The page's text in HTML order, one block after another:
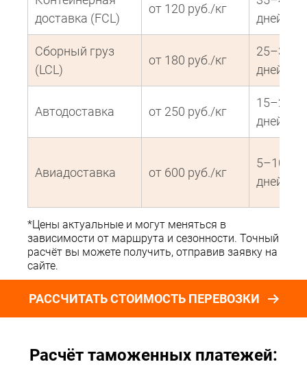
доставка (FCL)
от 120 руб./кг
дней
Сборный груз
(LCL)
от 180 руб./кг
25–35
дней
Автодоставка от 250 руб./кг
15–20
дней
Авиадоставка от 600 руб./кг
5–10
дней
*Цены актуальные и могут меняться в
зависимости от маршрута и сезонности. Точный
расчёт вы можете получить, отправив заявку на
сайте.
РАССЧИТАТЬ СТОИМОСТЬ ПЕРЕВОЗКИ
Расчёт таможенных платежей: